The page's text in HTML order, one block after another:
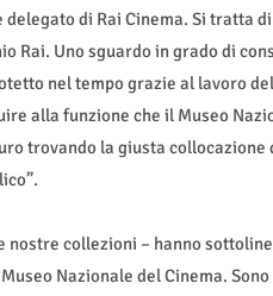
di Rai Cinema. Si tratta
Rai. Uno sguardo in grado di
nel tempo grazie al lavoro
alla funzione che il Museo
trovando la giusta
collezioni – hanno
Nazionale del Cinema.